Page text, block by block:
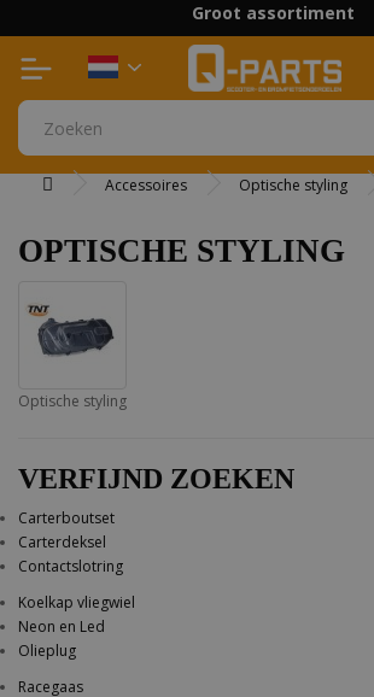
Groot assortiment
Boven 75 euro gratis
Accessoires Optische styling
OPTISCHE STYLING
Optische styling
VERFIJND ZOEKEN
Carterboutset
Carterdeksel
Contactslotring
Koelkap vliegwiel
Neon en Led
Olieplug
Racegaas